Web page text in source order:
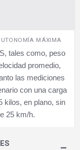
MÁXIMA
tales como, peso
promedio,
las mediciones
con una carga
kilos, en plano, sin
25 km/h.